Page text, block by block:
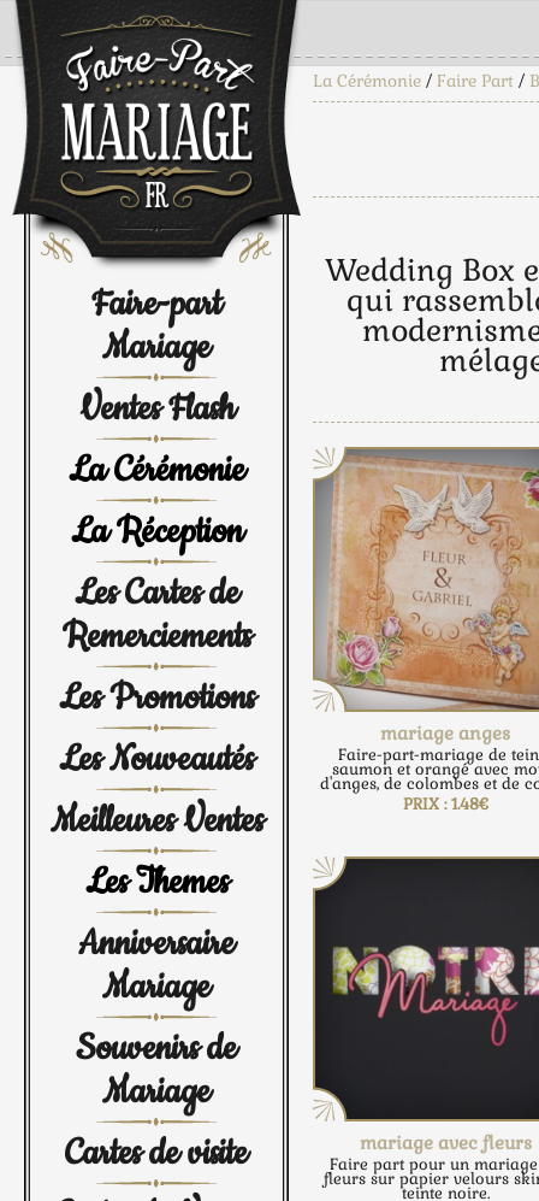
Faire-part
Mariage
Ventes Flash
La Cérémonie
La Réception
Les Cartes de
Remerciements
Les Promotions
Les Nouveautés
Meilleures Ventes
Les Themes
Anniversaire
Mariage
Souvenirs de
Mariage
Cartes de visite
La Cérémonie / Faire Part /
Wedding Box
qui
mariage anges
Faire-part-mariage de
saumon et orangé avec
d'anges, de colombes et de
PRIX : 1.48€
mariage avec fleurs
Faire part pour un
fleurs sur papier velours
teinte noire.